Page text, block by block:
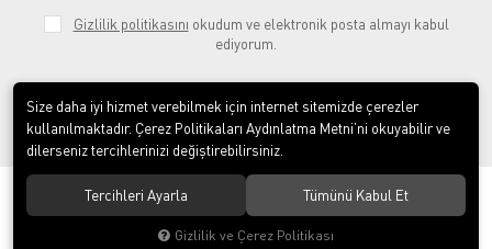
Gizlilik politikasını okudum ve elektronik posta almayı kabul
ediyorum.
© 2020Isg Tabelam . Tüm hakları saklıdır.
Size daha iyi hizmet verebilmek için internet sitemizde çerezler
kullanılmaktadır. Çerez Politikaları Aydınlatma Metni’ni okuyabilir ve
dilerseniz tercihlerinizi değiştirebilirsiniz.
Tercihleri Ayarla Tümünü Kabul Et
Gizlilik ve Çerez Politikası